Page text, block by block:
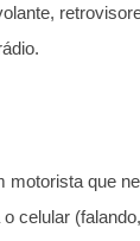
que
celular